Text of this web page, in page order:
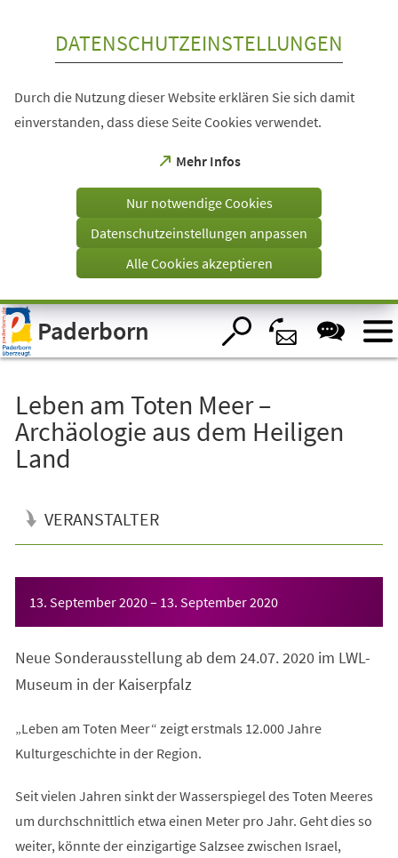
Visuelle
Assistenzsoftware
öffnen.
DATENSCHUTZEINSTELLUNGEN
Durch die Nutzung dieser Website erklären Sie sich damit
einverstanden, dass diese Seite Cookies verwendet.
Mehr Infos
(Öffnet
einem
Tab)
Nur notwendige Cookies
Datenschutzeinstellungen anpassen
Alle Cookies akzeptieren
Paderborn
Leben am Toten Meer –
Archäologie aus dem Heiligen
Land
VERANSTALTER
13. September 2020– 13. September 2020
Neue Sonderausstellung ab dem 24.07. 2020 im LWL-
Museum in der Kaiserpfalz
„Leben am Toten Meer“ zeigt erstmals 12.000 Jahre
Kulturgeschichte in der Region.
Seit vielen Jahren sinkt der Wasserspiegel des Toten Meeres
um durchschnittlich etwa einen Meter pro Jahr. Geht dies so
weiter, könnte der einzigartige Salzsee zwischen Israel,